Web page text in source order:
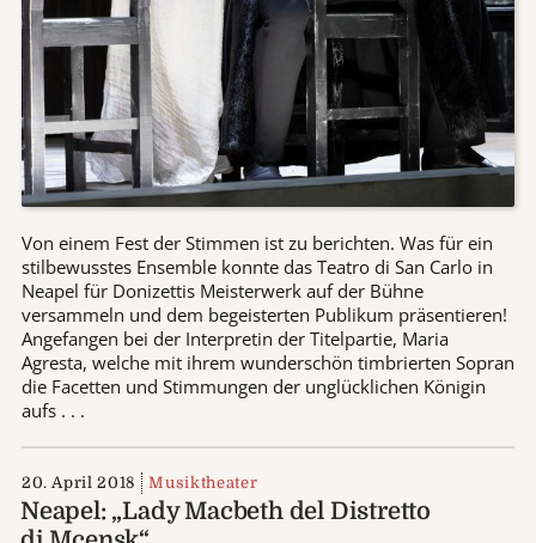
Von einem Fest der Stimmen ist zu berichten. Was für ein
stilbewusstes Ensemble konnte das Teatro di San Carlo in
Neapel für Donizettis Meisterwerk auf der Bühne
versammeln und dem begeisterten Publikum präsentieren!
Angefangen bei der Interpretin der Titelpartie, Maria
Agresta, welche mit ihrem wunderschön timbrierten Sopran
die Facetten und Stimmungen der unglücklichen Königin
aufs . . .
20. April 2018 Musiktheater
Neapel: „Lady Macbeth del Distretto